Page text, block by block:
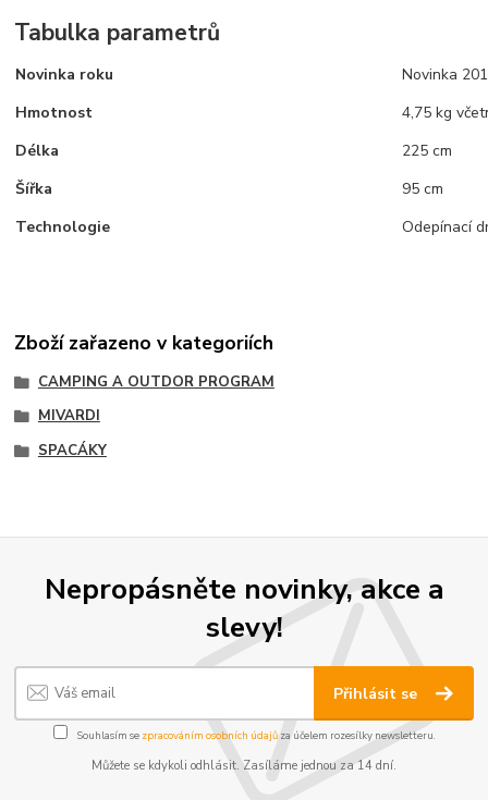
Tabulka parametrů
Novinka roku
Novinka
Hmotnost
4,75 kg
Délka
225 cm
Šířka
95 cm
Technologie
Odepínací
Zboží zařazeno v kategoriích
CAMPING A OUTDOR PROGRAM
MIVARDI
SPACÁKY
Nepropásněte novinky, akce a
slevy!
Přihlásit se
Souhlasím se zpracováním osobních údajůza účelem rozesílky newsletteru.
Můžete se kdykoli odhlásit. Zasíláme jednou za 14 dní.